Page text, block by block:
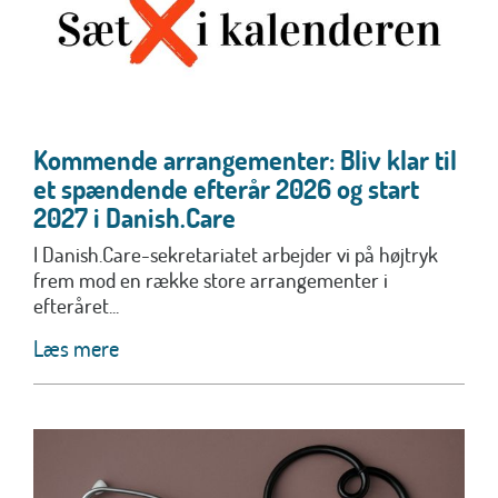
Kommende arrangementer: Bliv klar til
et spændende efterår 2026 og start
2027 i Danish.Care
I Danish.Care-sekretariatet arbejder vi på højtryk
frem mod en række store arrangementer i
efteråret...
Læs mere